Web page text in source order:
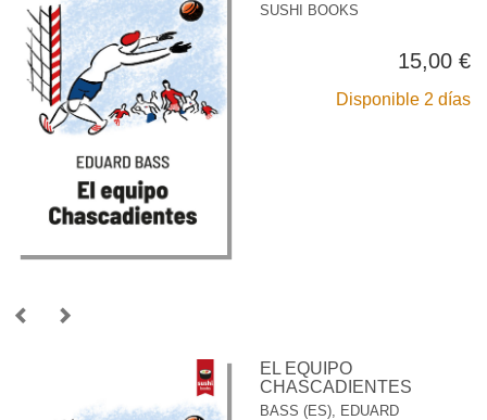
SUSHI BOOKS
15,00 €
Disponible 2 días
EL EQUIPO
CHASCADIENTES
BASS (ES), EDUARD